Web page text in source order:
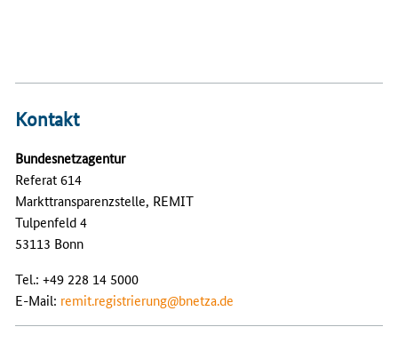
Kontakt
Bundesnetzagentur
Referat 614
Markttransparenzstelle, REMIT
Tulpenfeld 4
53113 Bonn
Tel.: +49 228 14 5000
E-Mail: remit.registrierung@bnetza.de